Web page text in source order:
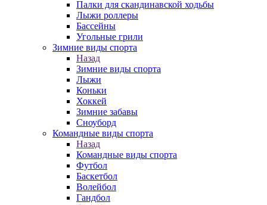
Палки для скандинавской ходьбы
Лыжи роллеры
Бассейны
Угольные грили
Зимние виды спорта
Назад
Зимние виды спорта
Лыжи
Коньки
Хоккей
Зимние забавы
Сноуборд
Командные виды спорта
Назад
Командные виды спорта
Футбол
Баскетбол
Волейбол
Гандбол